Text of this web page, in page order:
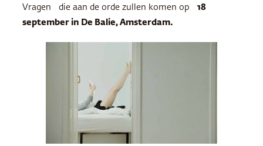
Vragen die aan de orde zullen komen op 18
september in De Balie, Amsterdam.